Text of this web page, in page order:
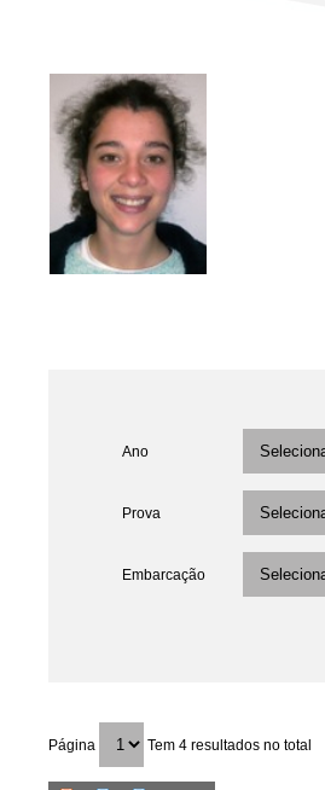
Ano
Prova
Embarcação
Página Tem 4 resultados no total